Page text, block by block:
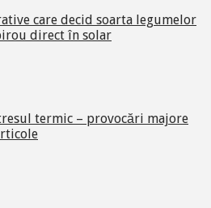
care decid soarta legumelor
direct în solar
termic – provocări majore